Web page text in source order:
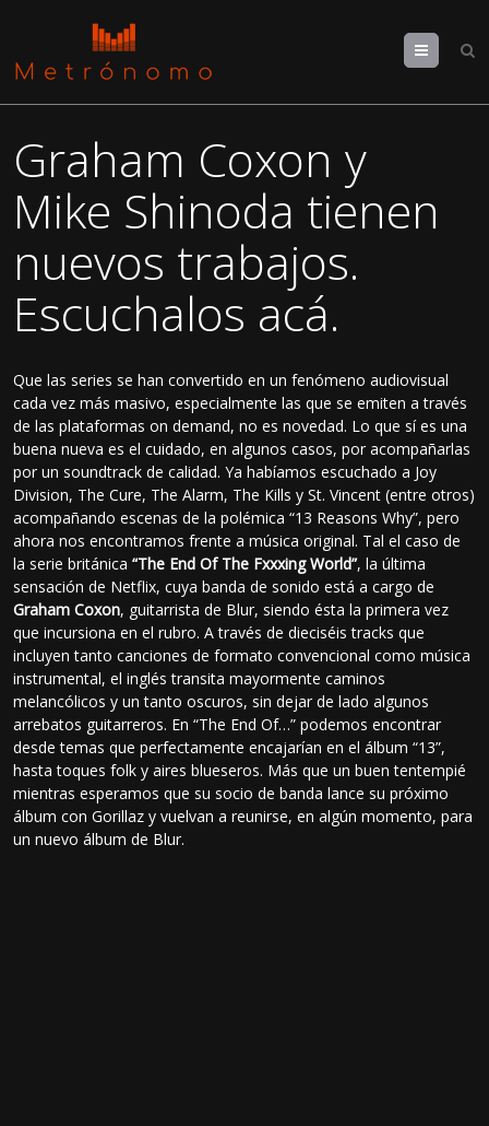
Menu
Graham Coxon y
Mike Shinoda tienen
nuevos trabajos.
Escuchalos acá.
Que las series se han convertido en un fenómeno audiovisual
cada vez más masivo, especialmente las que se emiten a través
de las plataformas on demand, no es novedad. Lo que sí es una
buena nueva es el cuidado, en algunos casos, por acompañarlas
por un soundtrack de calidad. Ya habíamos escuchado a Joy
Division, The Cure, The Alarm, The Kills y St. Vincent (entre otros)
acompañando escenas de la polémica “13 Reasons Why”, pero
ahora nos encontramos frente a música original. Tal el caso de
la serie británica“The End Of The Fxxxing World”, la última
sensación de Netflix, cuya banda de sonido está a cargo de
Graham Coxon, guitarrista de Blur, siendo ésta la primera vez
que incursiona en el rubro. A través de dieciséis tracks que
incluyen tanto canciones de formato convencional como música
instrumental, el inglés transita mayormente caminos
melancólicos y un tanto oscuros, sin dejar de lado algunos
arrebatos guitarreros. En “The End Of…” podemos encontrar
desde temas que perfectamente encajarían en el álbum “13”,
hasta toques folk y aires blueseros. Más que un buen tentempié
mientras esperamos que su socio de banda lance su próximo
álbum con Gorillaz y vuelvan a reunirse, en algún momento, para
un nuevo álbum de Blur.